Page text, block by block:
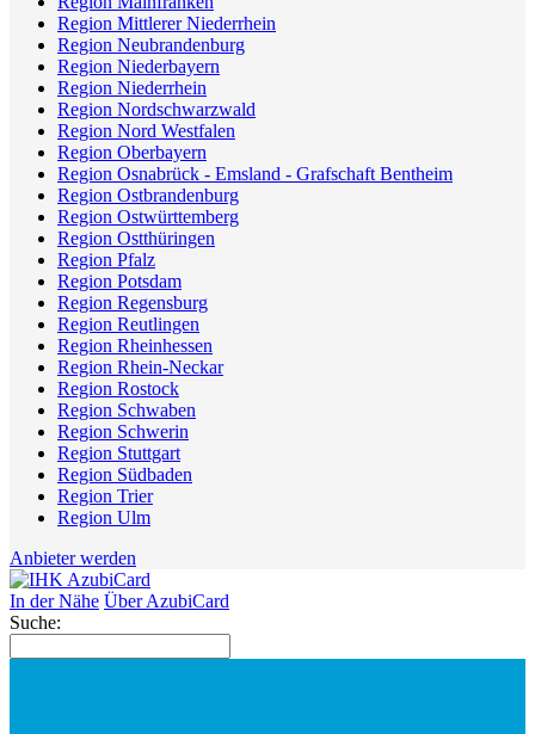
Region Mittlerer Niederrhein
Region Neubrandenburg
Region Niederbayern
Region Niederrhein
Region Nordschwarzwald
Region Nord Westfalen
Region Oberbayern
Region Osnabrück - Emsland - Grafschaft Bentheim
Region Ostbrandenburg
Region Ostwürttemberg
Region Ostthüringen
Region Pfalz
Region Potsdam
Region Regensburg
Region Reutlingen
Region Rheinhessen
Region Rhein-Neckar
Region Rostock
Region Schwaben
Region Schwerin
Region Stuttgart
Region Südbaden
Region Trier
Region Ulm
Anbieter werden
In der Nähe Über AzubiCard
Suche: